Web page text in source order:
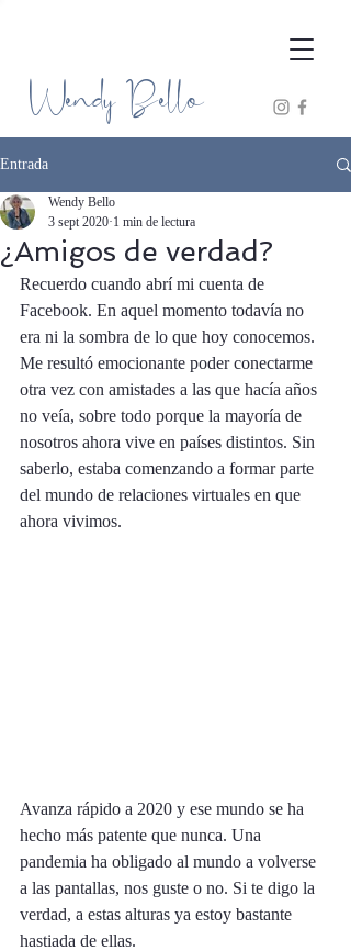
Wendy Bello
Entrada
¿Amigos de verdad?
Wendy Bello
3 sept 2020 1 min de lectura
Recuerdo cuando abrí mi cuenta de
Facebook. En aquel momento todavía no
era ni la sombra de lo que hoy conocemos.
Me resultó emocionante poder conectarme
otra vez con amistades a las que hacía años
no veía, sobre todo porque la mayoría de
nosotros ahora vive en países distintos. Sin
saberlo, estaba comenzando a formar parte
del mundo de relaciones virtuales en que
ahora vivimos.
Avanza rápido a 2020 y ese mundo se ha
hecho más patente que nunca. Una
pandemia ha obligado al mundo a volverse
a las pantallas, nos guste o no. Si te digo la
verdad, a estas alturas ya estoy bastante
hastiada de ellas.